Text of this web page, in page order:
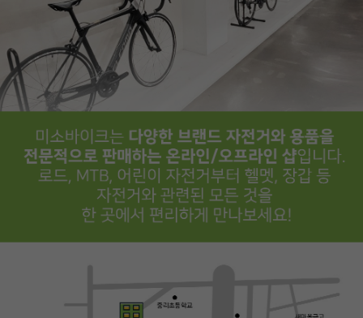
페이코 ID로